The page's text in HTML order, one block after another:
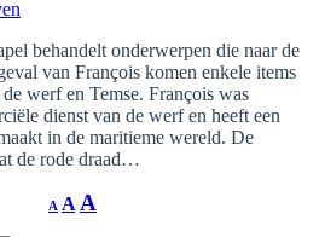
behandelt onderwerpen die naar de
van François komen enkele items
werf en Temse. François was
dienst van de werf en heeft een
in de maritieme wereld. De
de rode draad…
A A A